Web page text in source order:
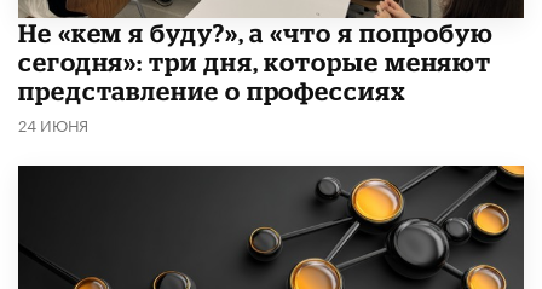
Не «кем я буду?», а «что я попробую
сегодня»: три дня, которые меняют
представление о профессиях
24 ИЮНЯ